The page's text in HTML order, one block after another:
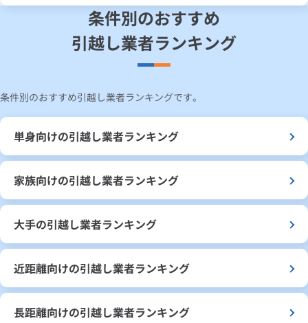
条件別のおすすめ
引越し業者ランキング
条件別のおすすめ引越し業者ランキングです。
単身向けの引越し業者ランキング
家族向けの引越し業者ランキング
大手の引越し業者ランキング
近距離向けの引越し業者ランキング
長距離向けの引越し業者ランキング